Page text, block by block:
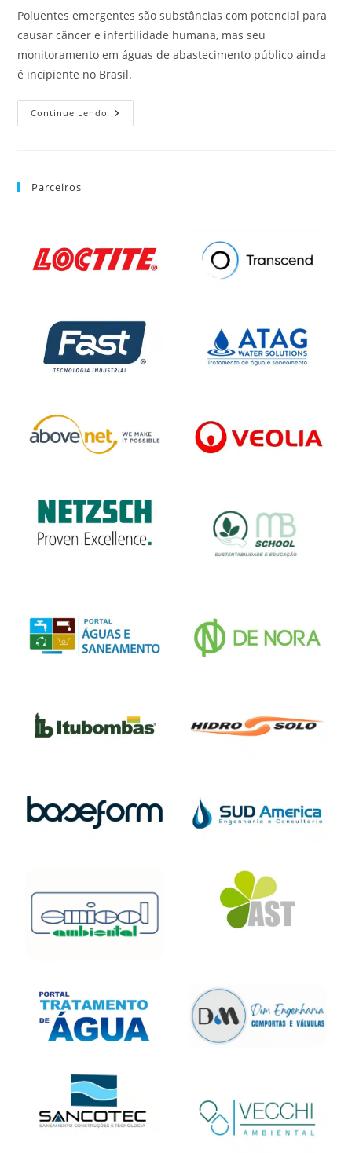
Poluentes emergentes são substâncias com potencial para
causar câncer e infertilidade humana, mas seu
monitoramento em águas de abastecimento público ainda
é incipiente no Brasil.
Continue Lendo
Parceiros